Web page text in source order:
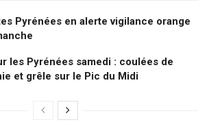
Pyrénées en alerte vigilance orange
les Pyrénées samedi : coulées de
et grêle sur le Pic du Midi